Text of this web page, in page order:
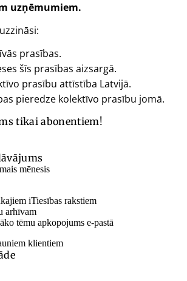
uzņēmumiem.
prasības.
šīs prasības aizsargā.
prasību attīstība Latvijā.
pieredze kolektīvo prasību jomā.
tikai abonentiem!
mēnesis
iTiesības rakstiem
arhīvam
tēmu apkopojums e-pastā
klientiem